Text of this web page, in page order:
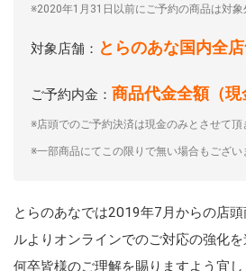
※2020年1月31日以前にご予約の商品は対象
対象店舗： とらのあな国内全
ご予約内金： 商品代金全額（現
※店頭でのご予約決済は現金のみとさせて頂
※一部商品にてこの限りで無い場合もござい
とらのあなでは2019年7月からの店
ルよりオンラインでのご対応の強化を
何卒皆様のご理解を賜りますよう宜